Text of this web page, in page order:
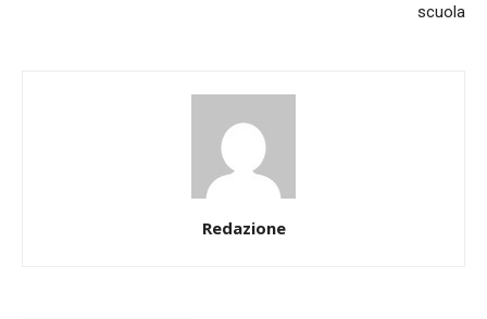
scuola
Redazione